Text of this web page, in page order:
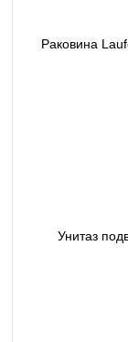
Раковина
Унитаз